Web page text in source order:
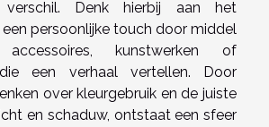
Denk hierbij aan het
persoonlijke touch door middel
kunstwerken of
die een verhaal vertellen. Door
over kleurgebruik en de juiste
en schaduw, ontstaat een sfeer